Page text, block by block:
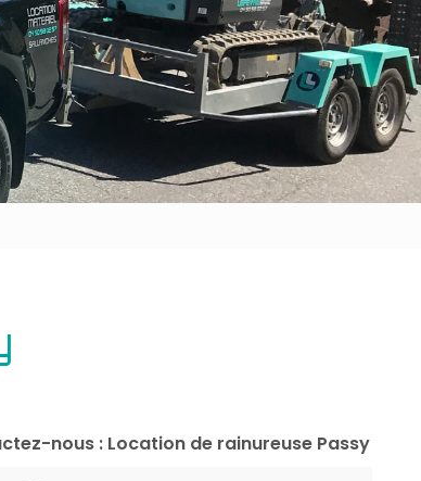
bâtiment
nous : Location de rainureuse Passy